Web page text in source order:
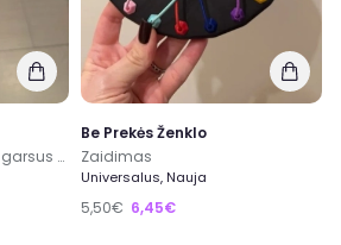
Šokantis ir atkartojantis garsus kaktusas
Be Prekės Ženklo
Zaidimas
Universalus, Nauja
5,50€ 6,45€